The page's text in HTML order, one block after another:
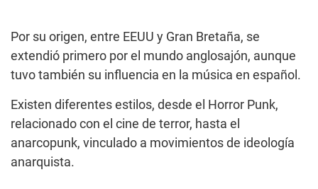
Por su origen, entre EEUU y Gran Bretaña, se
extendió primero por el mundo anglosajón, aunque
tuvo también su influencia en la música en español.
Existen diferentes estilos, desde el Horror Punk,
relacionado con el cine de terror, hasta el
anarcopunk, vinculado a movimientos de ideología
anarquista.